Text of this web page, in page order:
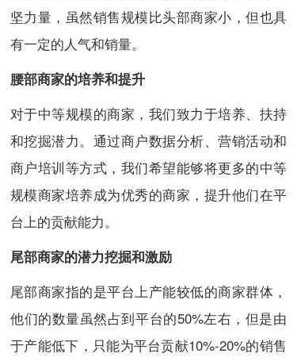
坚力量，虽然销售规模比头部商家小，但也具
有一定的人气和销量。
腰部商家的培养和提升
对于中等规模的商家，我们致力于培养、扶持
和挖掘潜力。通过商户数据分析、营销活动和
商户培训等方式，我们希望能够将更多的中等
规模商家培养成为优秀的商家，提升他们在平
台上的贡献能力。
尾部商家的潜力挖掘和激励
尾部商家指的是平台上产能较低的商家群体，
他们的数量虽然占到平台的50%左右，但是由
于产能低下，只能为平台贡献10%-20%的销售